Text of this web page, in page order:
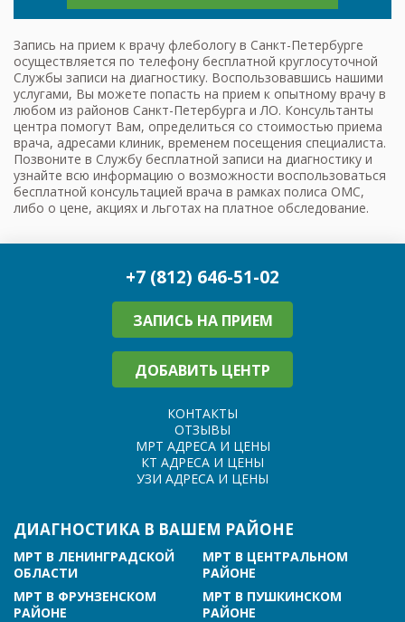
Запись на прием к врачу флебологу в Санкт-Петербурге
осуществляется по телефону бесплатной круглосуточной
Службы записи на диагностику. Воспользовавшись нашими
услугами, Вы можете попасть на прием к опытному врачу в
любом из районов Санкт-Петербурга и ЛО. Консультанты
центра помогут Вам, определиться со стоимостью приема
врача, адресами клиник, временем посещения специалиста.
Позвоните в Службу бесплатной записи на диагностику и
узнайте всю информацию о возможности воспользоваться
бесплатной консультацией врача в рамках полиса ОМС,
либо о цене, акциях и льготах на платное обследование.
+7 (812) 646-51-02
ЗАПИСЬ НА ПРИЕМ
ДОБАВИТЬ ЦЕНТР
КОНТАКТЫ
ОТЗЫВЫ
МРТ АДРЕСА И ЦЕНЫ
КТ АДРЕСА И ЦЕНЫ
УЗИ АДРЕСА И ЦЕНЫ
ДИАГНОСТИКА В ВАШЕМ РАЙОНЕ
МРТ В ЛЕНИНГРАДСКОЙ
ОБЛАСТИ
МРТ В ЦЕНТРАЛЬНОМ
РАЙОНЕ
МРТ В ФРУНЗЕНСКОМ
РАЙОНЕ
МРТ В ПУШКИНСКОМ
РАЙОНЕ